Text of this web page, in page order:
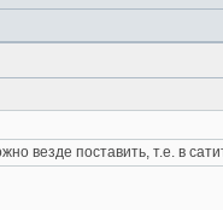
везде поставить, т.е. в